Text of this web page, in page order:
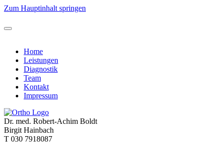
Zum Hauptinhalt springen
Home
Leistungen
Diagnostik
Team
Kontakt
Impressum
Dr. med. Robert-Achim Boldt
Birgit Hainbach
T 030 7918087